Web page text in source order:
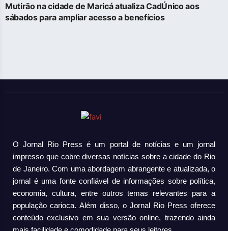
Mutirão na cidade de Maricá atualiza CadÚnico aos
sábados para ampliar acesso a benefícios
O Jornal Rio Press é um portal de notícias e um jornal
impresso que cobre diversas notícias sobre a cidade do Rio
de Janeiro. Com uma abordagem abrangente e atualizada, o
jornal é uma fonte confiável de informações sobre política,
economia, cultura, entre outros temas relevantes para a
população carioca. Além disso, o Jornal Rio Press oferece
conteúdo exclusivo em sua versão online, trazendo ainda